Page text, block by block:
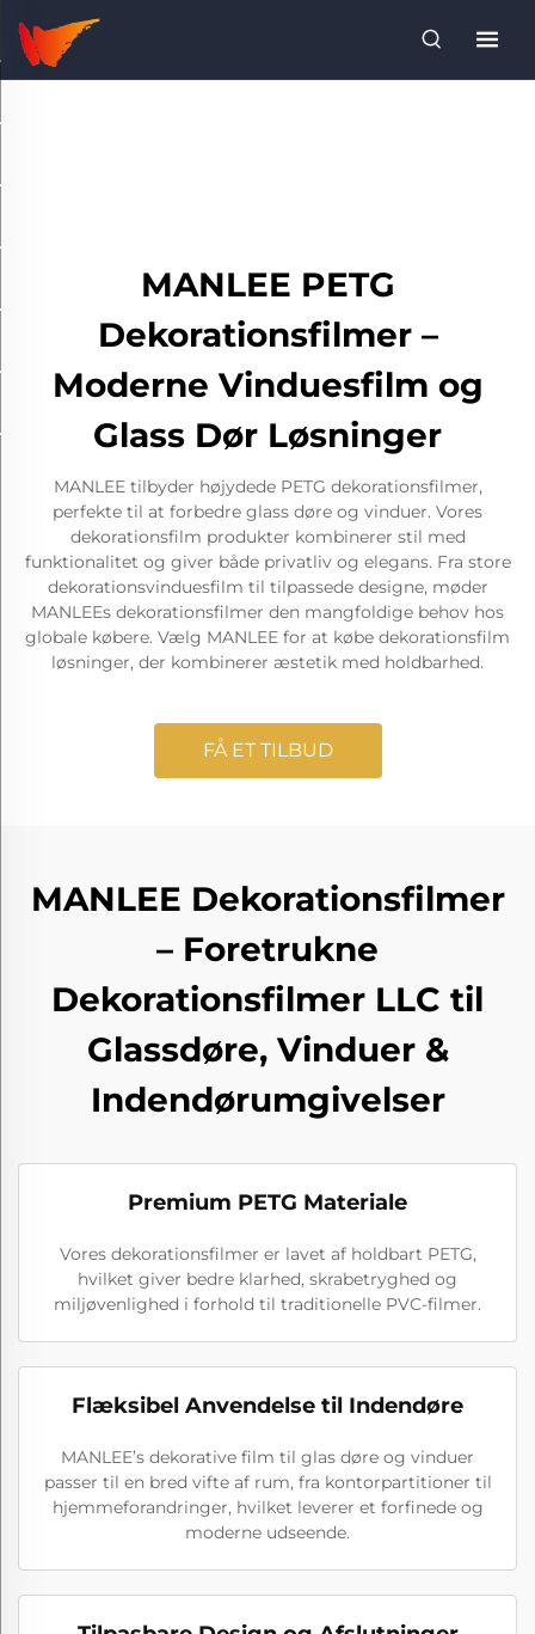
MANLEE PETG
Dekorationsfilmer –
Moderne Vinduesfilm og
Glass Dør Løsninger
MANLEE tilbyder højydede PETG dekorationsfilmer,
perfekte til at forbedre glass døre og vinduer. Vores
dekorationsfilm produkter kombinerer stil med
funktionalitet og giver både privatliv og elegans. Fra store
dekorationsvinduesfilm til tilpassede designe, møder
MANLEEs dekorationsfilmer den mangfoldige behov hos
globale købere. Vælg MANLEE for at købe dekorationsfilm
løsninger, der kombinerer æstetik med holdbarhed.
FÅ ET TILBUD
MANLEE Dekorationsfilmer
– Foretrukne
Dekorationsfilmer LLC til
Glassdøre, Vinduer &
Indendørumgivelser
Premium PETG Materiale
Vores dekorationsfilmer er lavet af holdbart PETG,
hvilket giver bedre klarhed, skrabetryghed og
miljøvenlighed i forhold til traditionelle PVC-filmer.
Flæksibel Anvendelse til Indendøre
MANLEE’s dekorative film til glas døre og vinduer
passer til en bred vifte af rum, fra kontorpartitioner til
hjemmeforandringer, hvilket leverer et forfinede og
moderne udseende.